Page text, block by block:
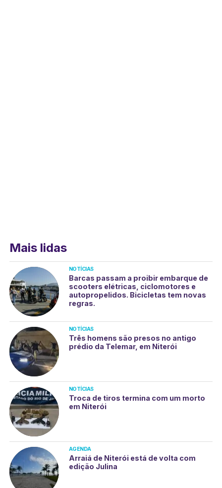
Mais lidas
NOTÍCIAS
Barcas passam a proibir embarque de
scooters elétricas, ciclomotores e
autopropelidos. Bicicletas tem novas
regras.
NOTÍCIAS
Três homens são presos no antigo
prédio da Telemar, em Niterói
NOTÍCIAS
Troca de tiros termina com um morto
em Niterói
AGENDA
Arraiá de Niterói está de volta com
edição Julina